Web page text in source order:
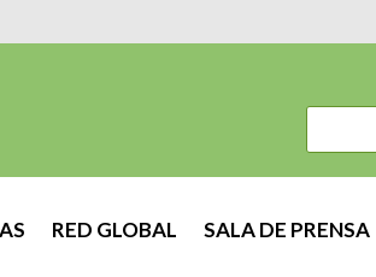
RED GLOBAL SALA DE PRENSA